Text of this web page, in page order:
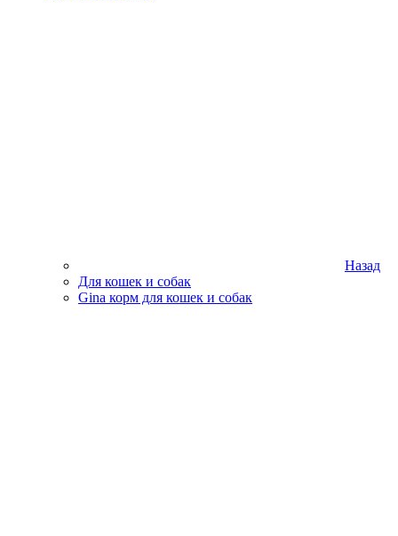
Назад
Для кошек и собак
Gina корм для кошек и собак